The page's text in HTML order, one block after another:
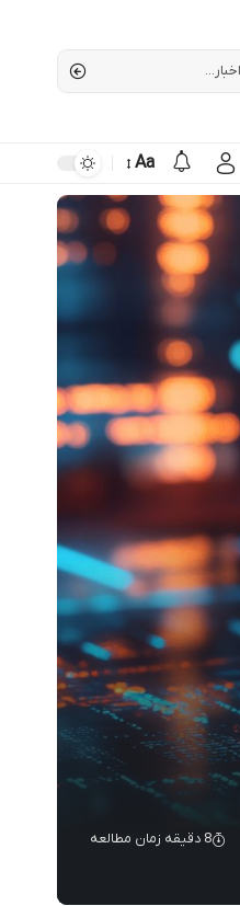
Aa
8 دقیقه زمان مطالعه